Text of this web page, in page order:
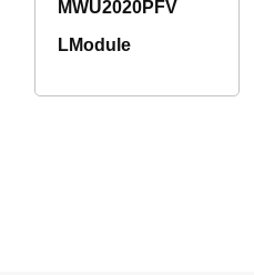
MWU2020PFV
LModule